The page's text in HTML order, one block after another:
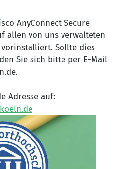
AnyConnect Secure
allen von uns verwalteten
vorinstalliert. Sollte dies
Sie sich bitte per E-Mail
Adresse auf: